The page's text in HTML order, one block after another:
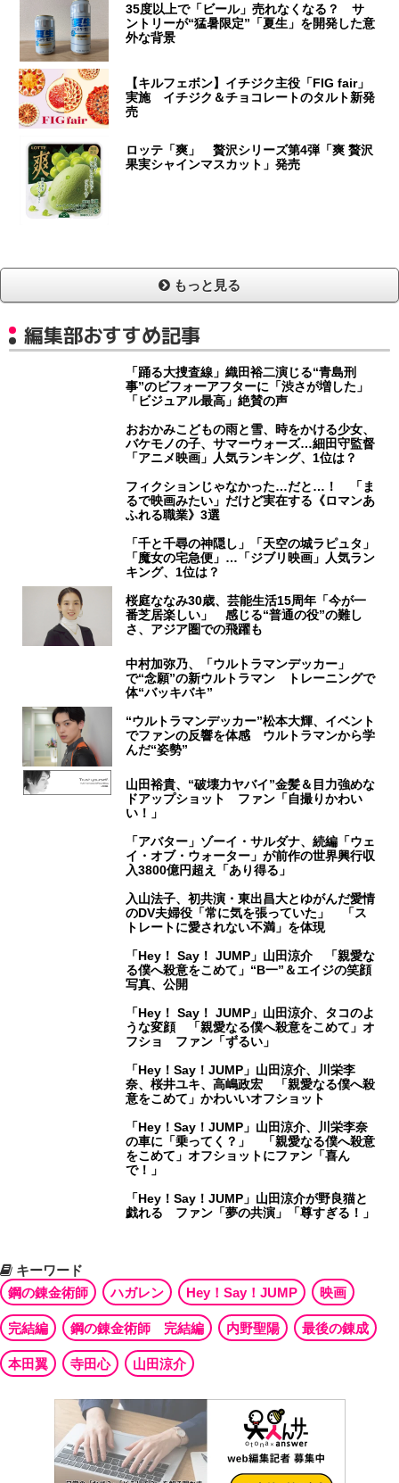
35度以上で「ビール」売れなくなる？ サ
ントリーが“猛暑限定”「夏生」を開発した意
外な背景
【キルフェボン】イチジク主役「FIG fair」
実施 イチジク＆チョコレートのタルト新発
売
ロッテ「爽」 贅沢シリーズ第4弾「爽 贅沢
果実シャインマスカット」発売
もっと見る
編集部おすすめ記事
「踊る大捜査線」織田裕二演じる“青島刑
事”のビフォーアフターに「渋さが増した」
「ビジュアル最高」絶賛の声
おおかみこどもの雨と雪、時をかける少女、
バケモノの子、サマーウォーズ…細田守監督
「アニメ映画」人気ランキング、1位は？
フィクションじゃなかった…だと…！ 「ま
るで映画みたい」だけど実在する《ロマンあ
ふれる職業》3選
「千と千尋の神隠し」「天空の城ラピュタ」
「魔女の宅急便」…「ジブリ映画」人気ラン
キング、1位は？
桜庭ななみ30歳、芸能生活15周年「今が一
番芝居楽しい」 感じる“普通の役”の難し
さ、アジア圏での飛躍も
中村加弥乃、「ウルトラマンデッカー」
で“念願”の新ウルトラマン トレーニングで
体“バッキバキ”
“ウルトラマンデッカー”松本大輝、イベント
でファンの反響を体感 ウルトラマンから学
んだ“姿勢”
山田裕貴、“破壊力ヤバイ”金髪＆目力強めな
ドアップショット ファン「自撮りかわい
い！」
「アバター」ゾーイ・サルダナ、続編「ウェ
イ・オブ・ウォーター」が前作の世界興行収
入3800億円超え「あり得る」
入山法子、初共演・東出昌大とゆがんだ愛情
のDV夫婦役「常に気を張っていた」 「ス
トレートに愛されない不満」を体現
「Hey！ Say！ JUMP」山田涼介 「親愛な
る僕へ殺意をこめて」“B一”＆エイジの笑顔
写真、公開
「Hey！ Say！ JUMP」山田涼介、タコのよ
うな変顔 「親愛なる僕へ殺意をこめて」オ
フショ ファン「ずるい」
「Hey！Say！JUMP」山田涼介、川栄李
奈、桜井ユキ、高嶋政宏 「親愛なる僕へ殺
意をこめて」かわいいオフショット
「Hey！Say！JUMP」山田涼介、川栄李奈
の車に「乗ってく？」 「親愛なる僕へ殺意
をこめて」オフショットにファン「喜ん
で！」
「Hey！Say！JUMP」山田涼介が野良猫と
戯れる ファン「夢の共演」「尊すぎる！」
キーワード
鋼の錬金術師
ハガレン Hey！Say！JUMP 映画
完結編 鋼の錬金術師 完結編 内野聖陽 最後の錬成
本田翼 寺田心 山田涼介